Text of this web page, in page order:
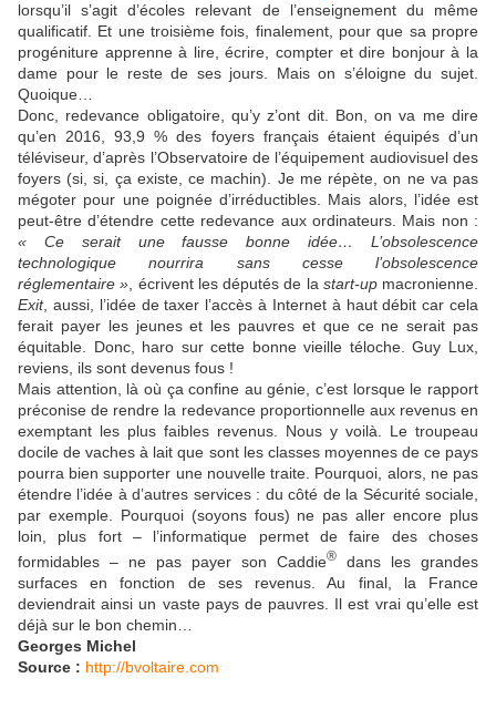
lorsqu’il s’agit d’écoles relevant de l’enseignement du même
qualificatif. Et une troisième fois, finalement, pour que sa propre
progéniture apprenne à lire, écrire, compter et dire bonjour à la
dame pour le reste de ses jours. Mais on s’éloigne du sujet.
Quoique…
Donc, redevance obligatoire, qu’y z’ont dit. Bon, on va me dire
qu’en 2016, 93,9 % des foyers français étaient équipés d’un
téléviseur, d’après l’Observatoire de l’équipement audiovisuel des
foyers (si, si, ça existe, ce machin). Je me répète, on ne va pas
mégoter pour une poignée d’irréductibles. Mais alors, l’idée est
peut-être d’étendre cette redevance aux ordinateurs. Mais non :
« Ce serait une fausse bonne idée… L’obsolescence
technologique nourrira sans cesse l’obsolescence
réglementaire » , écrivent les députés de la start-upmacronienne.
Exit, aussi, l’idée de taxer l’accès à Internet à haut débit car cela
ferait payer les jeunes et les pauvres et que ce ne serait pas
équitable. Donc, haro sur cette bonne vieille téloche. Guy Lux,
reviens, ils sont devenus fous !
Mais attention, là où ça confine au génie, c’est lorsque le rapport
préconise de rendre la redevance proportionnelle aux revenus en
exemptant les plus faibles revenus. Nous y voilà. Le troupeau
docile de vaches à lait que sont les classes moyennes de ce pays
pourra bien supporter une nouvelle traite. Pourquoi, alors, ne pas
étendre l’idée à d’autres services : du côté de la Sécurité sociale,
par exemple. Pourquoi (soyons fous) ne pas aller encore plus
loin, plus fort – l’informatique permet de faire des choses
formidables – ne pas payer son Caddie®
dans les grandes
surfaces en fonction de ses revenus. Au final, la France
deviendrait ainsi un vaste pays de pauvres. Il est vrai qu’elle est
déjà sur le bon chemin…
Georges Michel
Source : http://bvoltaire.com